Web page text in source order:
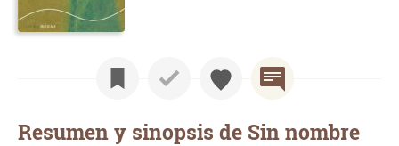
Resumen y sinopsis de Sin nombre